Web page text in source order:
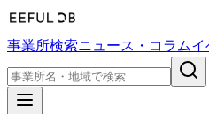
事業所検索ニュース・コラムイ